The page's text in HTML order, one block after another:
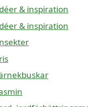
& inspiration
& inspiration